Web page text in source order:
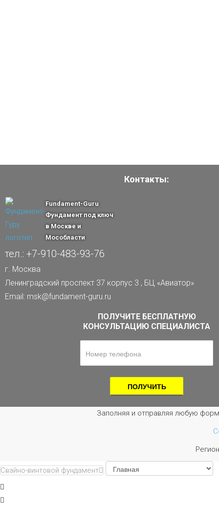
Контакты:
Fundament-Guru
Фундамент под ключ
в Москве и
Мособласти
тел.: +7-910-483-93-76
г. Москва
Ленинградский проспект 37 корпус 3 , БЦ «Авиатор»
Email: msk@fundament-guru.ru
ПОЛУЧИТЕ БЕСПЛАТНУЮ
КОНСУЛЬТАЦИЮ СПЕЦИАЛИСТА
Заполняя и отправляя любую
Свайно-винтовой фундамент